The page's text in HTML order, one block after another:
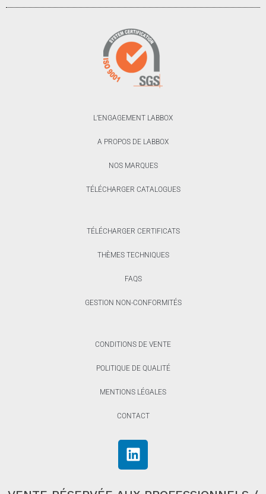
L’ENGAGEMENT LABBOX
A PROPOS DE LABBOX
NOS MARQUES
TÉLÉCHARGER CATALOGUES
TÉLÉCHARGER CERTIFICATS
THÈMES TECHNIQUES
FAQS
GESTION NON-CONFORMITÉS
CONDITIONS DE VENTE
POLITIQUE DE QUALITÉ
MENTIONS LÉGALES
CONTACT